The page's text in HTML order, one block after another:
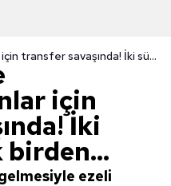
Fenerbahçe ve Galatasaray onlar için transfer savaşında! İki süper yetenek birden...
için
İki
ezeli